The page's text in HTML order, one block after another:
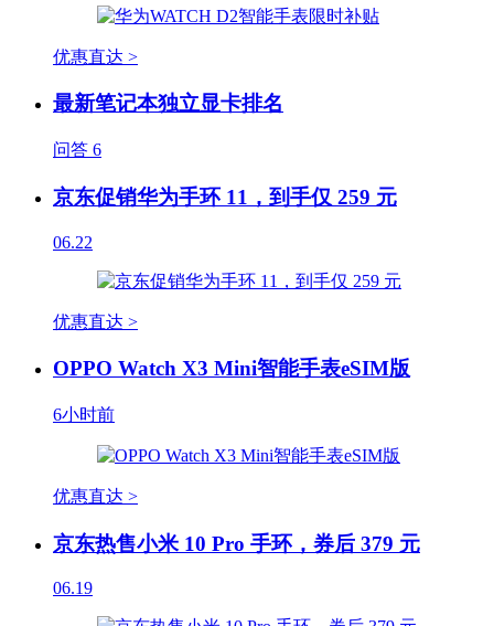
优惠直达 >
最新笔记本独立显卡排名
问答 6
京东促销华为手环 11，到手仅 259 元
06.22
优惠直达 >
OPPO Watch X3 Mini智能手表eSIM版
6小时前
优惠直达 >
京东热售小米 10 Pro 手环，券后 379 元
06.19